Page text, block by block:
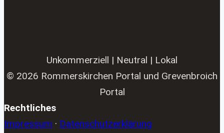
Unkommerziell | Neutral | Lokal
© 2026 Rommerskirchen Portal und Grevenbroich
Portal
Rechtliches
Impressum · Datenschutzerklärung